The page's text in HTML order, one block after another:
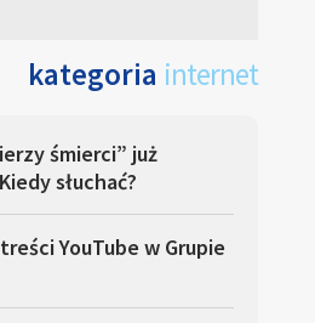
kategoria internet
śmierci” już
słuchać?
YouTube w Grupie